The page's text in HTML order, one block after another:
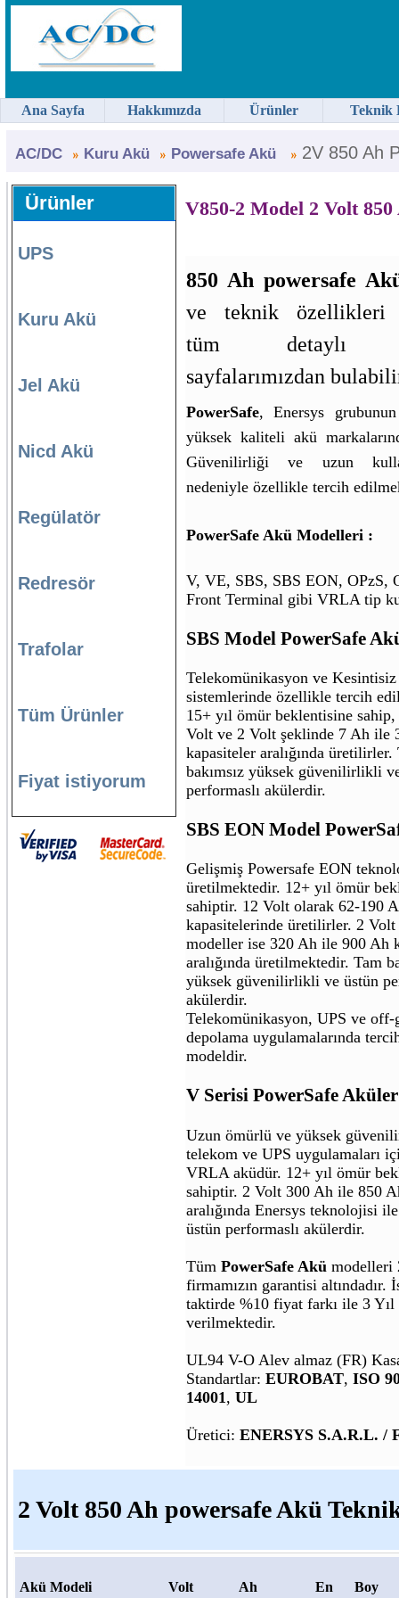
AC/DC Kuru Akü Powersafe Akü 2V 850 Ah
Ürünler
UPS
Kuru Akü
Jel Akü
Nicd Akü
Regülatör
Redresör
Trafolar
Tüm Ürünler
Fiyat istiyorum
V850-2 Model 2 Volt
850 Ah powersafe
ve teknik özellikleri
tüm detaylı
sayfalarımızdan
PowerSafe, Enersys
yüksek kaliteli akü
Güvenilirliği ve uzun
nedeniyle özellikle tercih
PowerSafe Akü Modelleri :
V, VE, SBS, SBS EON, OPzS,
Front Terminal gibi VRLA tip
SBS Model PowerSafe
Telekomünikasyon ve Kesintisiz
sistemlerinde özellikle tercih
15+ yıl ömür beklentisine
Volt ve 2 Volt şeklinde 7 Ah ile
kapasiteler aralığında üretilirler.
bakımsız yüksek güvenilirlikli
performaslı akülerdir.
SBS EON Model
Gelişmiş Powersafe EON
üretilmektedir. 12+ yıl ömür
sahiptir. 12 Volt olarak 62-190
kapasitelerinde üretilirler. 2 Volt
modeller ise 320 Ah ile 900 Ah
aralığında üretilmektedir. Tam
yüksek güvenilirlikli ve üstün
akülerdir.
Telekomünikasyon, UPS ve
depolama uygulamalarında
modeldir.
V Serisi PowerSafe
Uzun ömürlü ve yüksek
telekom ve UPS uygulamaları
VRLA aküdür. 12+ yıl ömür
sahiptir. 2 Volt 300 Ah ile 850
aralığında Enersys teknolojisi
üstün performaslı akülerdir.
Tüm PowerSafe Akü modelleri
firmamızın garantisi altındadır.
taktirde %10 fiyat farkı ile 3 Yıl
verilmektedir.
UL94 V-O Alev almaz (FR)
Standartlar: EUROBAT, ISO
14001 , UL
Üretici: ENERSYS S.A.R.L. /
2 Volt 850 Ah powersafe Akü
Akü Modeli Volt Ah En Boy
Ana Sayfa Hakkımızda Ürünler Teknik